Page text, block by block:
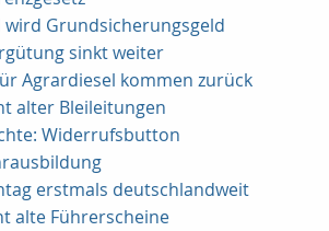
wird Grundsicherungsgeld
sinkt weiter
Agrardiesel kommen zurück
alter Bleileitungen
Widerrufsbutton
erstmals deutschlandweit
alte Führerscheine